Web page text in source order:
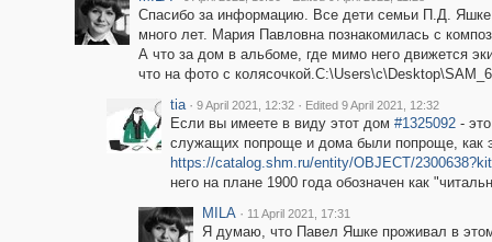
Спасибо за информацию. Все дети семьи П.Д.
много лет. Мария Павловна познакомилась с
А что за дом в альбоме, где мимо него движется
что на фото с
tia · 9 April 2021, 12:32 · Edited 9 April 2021, 12:32
Если вы имеете в виду этот дом #1325092-
служащих попроще и дома были попроще, как
https://catalog.shm.ru/entity/OBJECT/
него на плане 1900 года обозначен как
MILA · 11 April 2021, 17:31
Я думаю, что Павел Яшке проживал в